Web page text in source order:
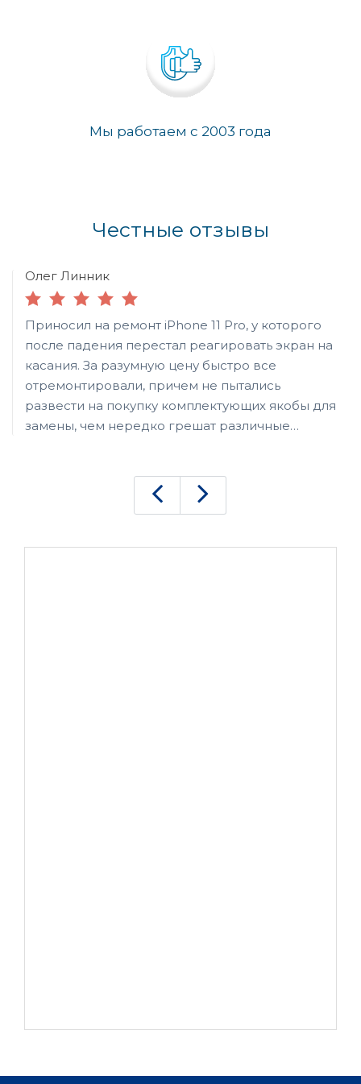
Мы работаем с 2003 года
Честные отзывы
Олег Линник
Приносил на ремонт iPhone 11 Pro, у которого
после падения перестал реагировать экран на
касания. За разумную цену быстро все
отремонтировали, причем не пытались
развести на покупку комплектующих якобы для
замены, чем нередко грешат различные